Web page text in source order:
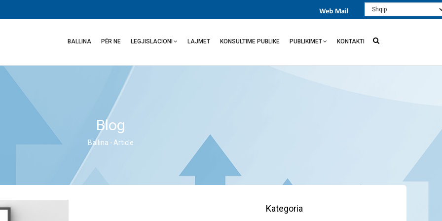
Select
your
BALLINA PËR NE LEGJISLACIONI LAJMET KONSULTIME PUBLIKE PUBLIKIMET KONTAKTI
Blog
Breadcrumb
Ballina - Article
Kategoria